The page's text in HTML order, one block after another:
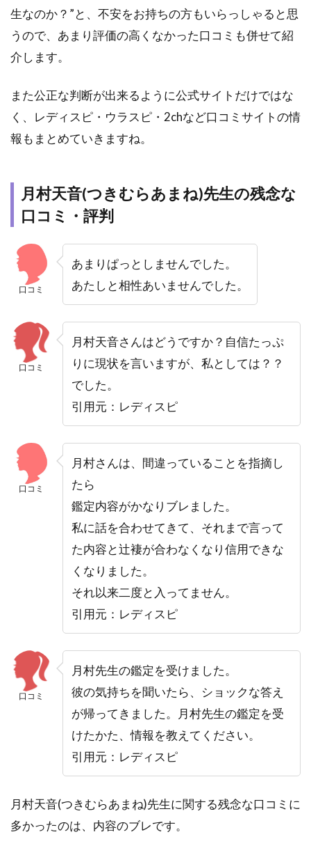
生なのか？”と、不安をお持ちの方もいらっしゃると思
うので、あまり評価の高くなかった口コミも併せて紹
介します。
また公正な判断が出来るように公式サイトだけではな
く、レディスピ・ウラスピ・2chなど口コミサイトの情
報もまとめていきますね。
月村天音(つきむらあまね)先生の残念な
口コミ・評判
口コミ
あまりぱっとしませんでした。
あたしと相性あいませんでした。
口コミ
月村天音さんはどうですか？自信たっぷ
りに現状を言いますが、私としては？？
でした。
引用元：レディスピ
口コミ
月村さんは、間違っていることを指摘し
たら
鑑定内容がかなりブレました。
私に話を合わせてきて、それまで言って
た内容と辻褄が合わなくなり信用できな
くなりました。
それ以来二度と入ってません。
引用元：レディスピ
口コミ
月村先生の鑑定を受けました。
彼の気持ちを聞いたら、ショックな答え
が帰ってきました。月村先生の鑑定を受
けたかた、情報を教えてください。
引用元：レディスピ
月村天音(つきむらあまね)先生に関する残念な口コミに
多かったのは、内容のブレです。